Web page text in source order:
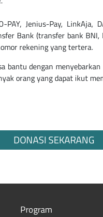
PAY, Jenius-Pay, LinkAja,
Bank (transfer bank BNI,
rekening yang tertera.
bantu dengan
orang yang dapat ikut
DONASI SEKARANG
Program